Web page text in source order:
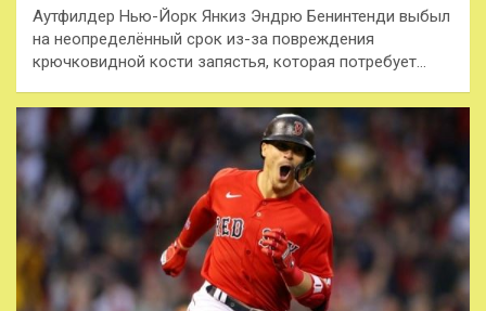
Аутфилдер Нью-Йорк Янкиз Эндрю Бенинтенди выбыл
на неопределённый срок из-за повреждения
крючковидной кости запястья, которая потребует…